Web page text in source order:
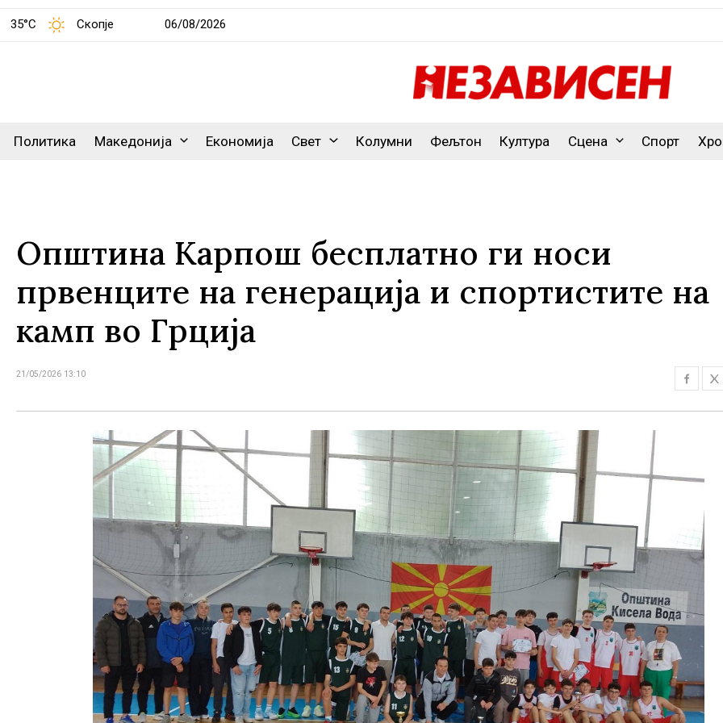
35°C Скопје 06/08/2026
Политика Македонија Економија Свет Колумни Фељтон Култура Сцена Спорт
Општина Карпош бесплатно ги носи
првенците на генерација и спортистите на
камп во Грција
21/05/2026 13:10